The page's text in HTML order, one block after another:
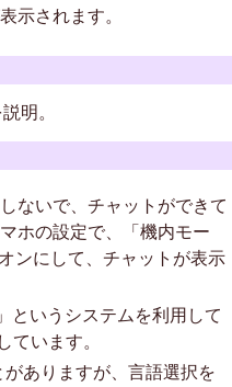
示されます。
明。
ないで、チャットができて
ホの設定で、「機内モー
ンにして、チャットが表示
というシステムを利用して
ています。
ありますが、言語選択を